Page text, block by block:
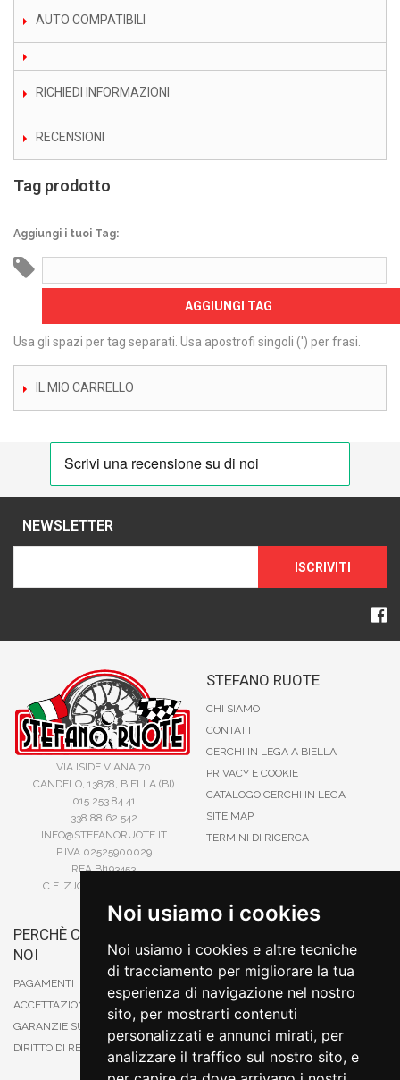
Noi usiamo i cookies
Noi usiamo i cookies e altre tecniche
di tracciamento per migliorare la tua
esperienza di navigazione nel nostro
sito, per mostrarti contenuti
personalizzati e annunci mirati, per
analizzare il traffico sul nostro sito, e
AUTO COMPATIBILI
RICHIEDI INFORMAZIONI
RECENSIONI
Tag prodotto
Aggiungi i tuoi Tag:
AGGIUNGI TAG
Usa gli spazi per tag separati. Usa apostrofi singoli (') per frasi.
IL MIO CARRELLO
NEWSLETTER
ISCRIVITI
VIA ISIDE VIANA 70
CANDELO, 13878, BIELLA (BI)
015 253 84 41
338 88 62 542
INFO@STEFANORUOTE.IT
P.IVA 02525900029
REA BI193453
C.F. ZJOSFN73H14A859X
STEFANO RUOTE
CHI SIAMO
CONTATTI
CERCHI IN LEGA A BIELLA
PRIVACY E COOKIE
CATALOGO CERCHI IN LEGA
SITE MAP
TERMINI DI RICERCA
PERCHÈ COMPRARE DA
NOI
PAGAMENTI
ACCETTAZIONE DEGLI ORDINI
GARANZIE SUI PRODOTTI
DIRITTO DI RECESSO
CARTA DI CREDITO
PAYPAL
CONTRASSEGNO
POSTEPAY